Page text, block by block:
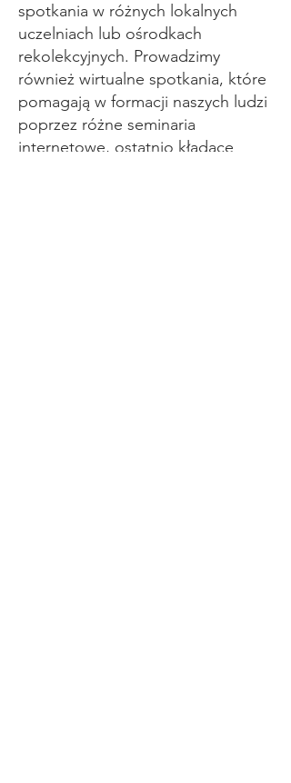
spotkania w różnych lokalnych
uczelniach lub ośrodkach
rekolekcyjnych. Prowadzimy
również wirtualne spotkania, które
pomagają w formacji naszych ludzi
poprzez różne seminaria
internetowe, ostatnio kładące